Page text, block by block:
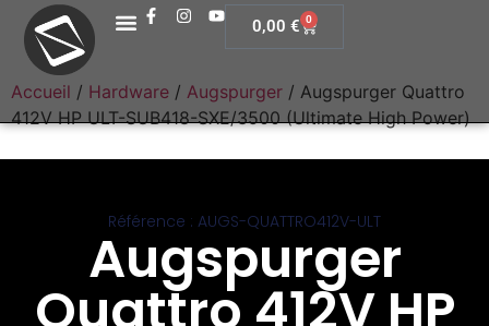
0,00 € 0
Accueil / Hardware / Augspurger / Augspurger Quattro
412V HP ULT-SUB418-SXE/3500 (Ultimate High Power)
Référence : AUGS-QUATTRO412V-ULT
Augspurger